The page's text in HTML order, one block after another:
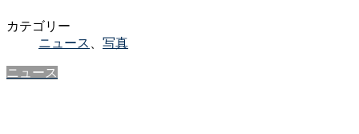
カテゴリー
ニュース
写真
ニュース